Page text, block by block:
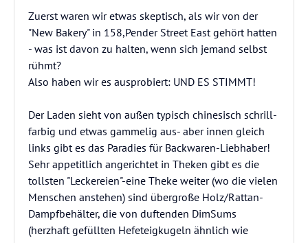
Zuerst waren wir etwas skeptisch, als wir von der
"New Bakery" in 158,Pender Street East gehört hatten
- was ist davon zu halten, wenn sich jemand selbst
rühmt?
Also haben wir es ausprobiert: UND ES STIMMT!
Der Laden sieht von außen typisch chinesisch schrill-
farbig und etwas gammelig aus- aber innen gleich
links gibt es das Paradies für Backwaren-Liebhaber!
Sehr appetitlich angerichtet in Theken gibt es die
tollsten "Leckereien"-eine Theke weiter (wo die vielen
Menschen anstehen) sind übergroße Holz/Rattan-
Dampfbehälter, die von duftenden DimSums
(herzhaft gefüllten Hefeteigkugeln ähnlich wie